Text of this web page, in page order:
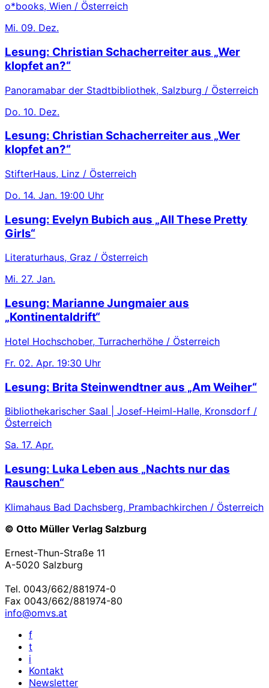
o*books, Wien / Österreich
Mi. 09. Dez.
Lesung: Christian Schacherreiter aus „Wer
klopfet an?“
Panoramabar der Stadtbibliothek, Salzburg / Österreich
Do. 10. Dez.
Lesung: Christian Schacherreiter aus „Wer
klopfet an?“
StifterHaus, Linz / Österreich
Do. 14. Jan. 19:00 Uhr
Lesung: Evelyn Bubich aus „All These Pretty
Girls“
Literaturhaus, Graz / Österreich
Mi. 27. Jan.
Lesung: Marianne Jungmaier aus
„Kontinentaldrift“
Hotel Hochschober, Turracherhöhe / Österreich
Fr. 02. Apr. 19:30 Uhr
Lesung: Brita Steinwendtner aus „Am Weiher“
Bibliothekarischer Saal | Josef-Heiml-Halle, Kronsdorf /
Österreich
Sa. 17. Apr.
Lesung: Luka Leben aus „Nachts nur das
Rauschen“
Klimahaus Bad Dachsberg, Prambachkirchen / Österreich
© Otto Müller Verlag Salzburg
Ernest-Thun-Straße 11
A-5020 Salzburg
Tel. 0043/662/881974-0
Fax 0043/662/881974-80
info@omvs.at
f
t
i
Kontakt
Newsletter